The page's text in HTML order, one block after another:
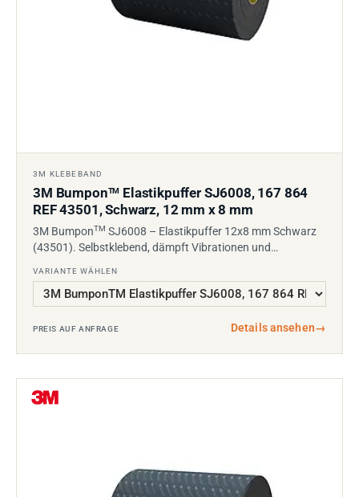
3M KLEBEBAND
3M BumponTM Elastikpuffer SJ6008, 167 864
REF 43501, Schwarz, 12 mm x 8 mm
3M BumponTM SJ6008 – Elastikpuffer 12x8 mm Schwarz
(43501). Selbstklebend, dämpft Vibrationen und…
VARIANTE WÄHLEN
PREIS AUF ANFRAGE Details ansehen→